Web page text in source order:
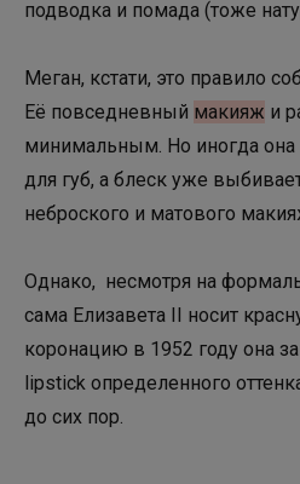
подводка и помада (тоже
Меган, кстати, это правило
Её повседневный макияж и
минимальным. Но иногда она
для губ, а блеск уже
неброского и матового
Однако, несмотря на
сама Елизавета II носит
коронацию в 1952 году она
lipstick определенного
до сих пор.